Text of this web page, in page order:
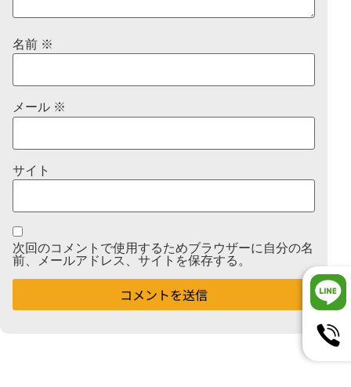
名前 ※
メール ※
サイト
次回のコメントで使用するためブラウザーに自分の名
前、メールアドレス、サイトを保存する。